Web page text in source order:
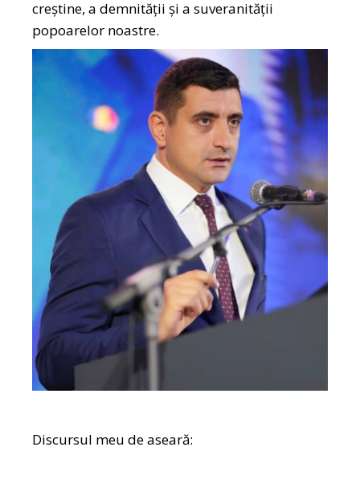
creștine, a demnității și a suveranității
popoarelor noastre.
Discursul meu de aseară: